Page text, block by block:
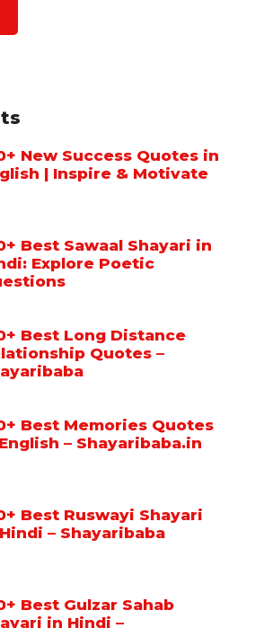
New Success Quotes in
| Inspire & Motivate
Best Sawaal Shayari in
Explore Poetic
Best Long Distance
Quotes –
Best Memories Quotes
– Shayaribaba.in
Best Ruswayi Shayari
– Shayaribaba
Best Gulzar Sahab
in Hindi –